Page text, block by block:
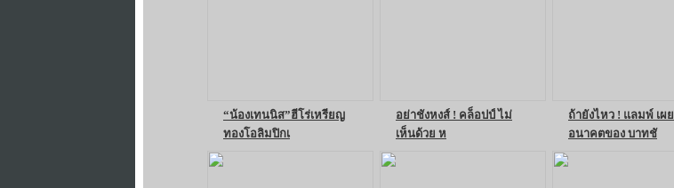
“น้องเทนนิส”ฮีโร่เหรียญ
ทองโอลิมปิกเ
อย่าชังหงส์ ! คล็อปป์ ไม่
เห็นด้วย ห
ถ้ายังไหว ! แลมพ์ เผย
อนาคตของ บาทชั